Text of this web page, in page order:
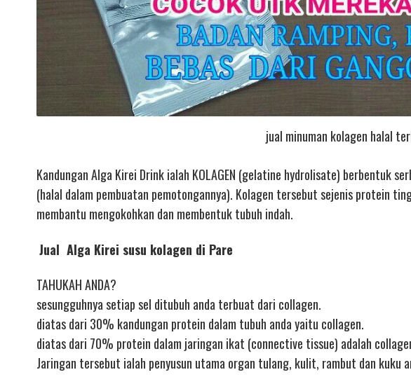
jual minuman kolagen halal
Kandungan Alga Kirei Drink ialah KOLAGEN (gelatine hydrolisate) berbentuk
(halal dalam pembuatan pemotongannya). Kolagen tersebut sejenis protein
membantu mengokohkan dan membentuk tubuh indah.
Jual Alga Kirei susu kolagen di Pare
TAHUKAH ANDA?
sesungguhnya setiap sel ditubuh anda terbuat dari collagen.
diatas dari 30% kandungan protein dalam tubuh anda yaitu collagen.
diatas dari 70% protein dalam jaringan ikat (connective tissue) adalah
Jaringan tersebut ialah penyusun utama organ tulang, kulit, rambut dan kuku